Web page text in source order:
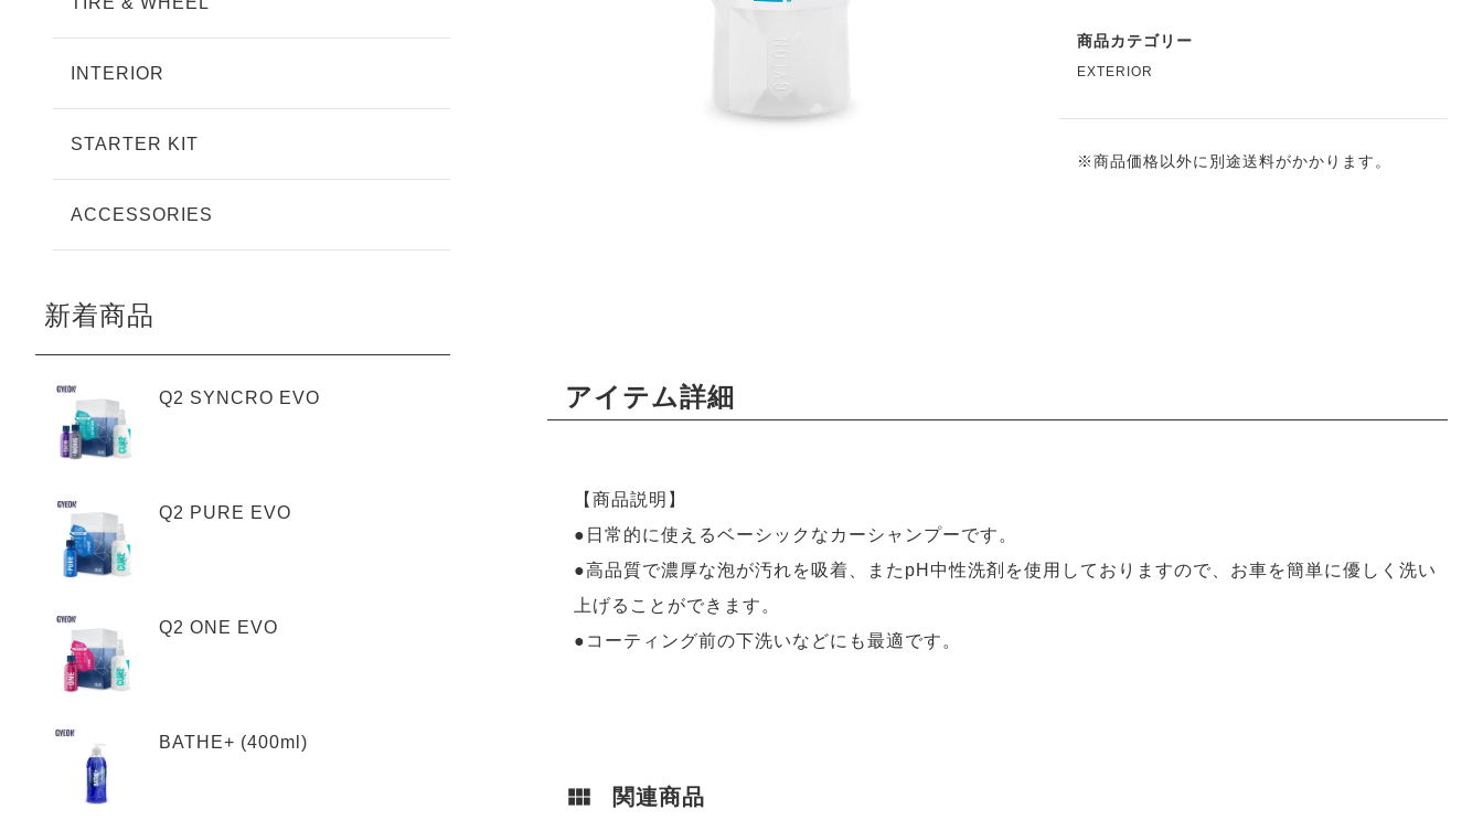
商品カテゴリー
EXTERIOR
※商品価格以外に別途送料がかかります。
アイテム詳細
【商品説明】
●日常的に使えるベーシックなカーシャンプーです。
●高品質で濃厚な泡が汚れを吸着、またpH中性洗剤を使用しておりますので、お車を簡単に優しく洗い
上げることができます。
●コーティング前の下洗いなどにも最適です。
関連商品
INTERIOR
STARTER KIT
ACCESSORIES
新着商品
Q2 SYNCRO EVO
Q2 PURE EVO
Q2 ONE EVO
BATHE+ (400ml)